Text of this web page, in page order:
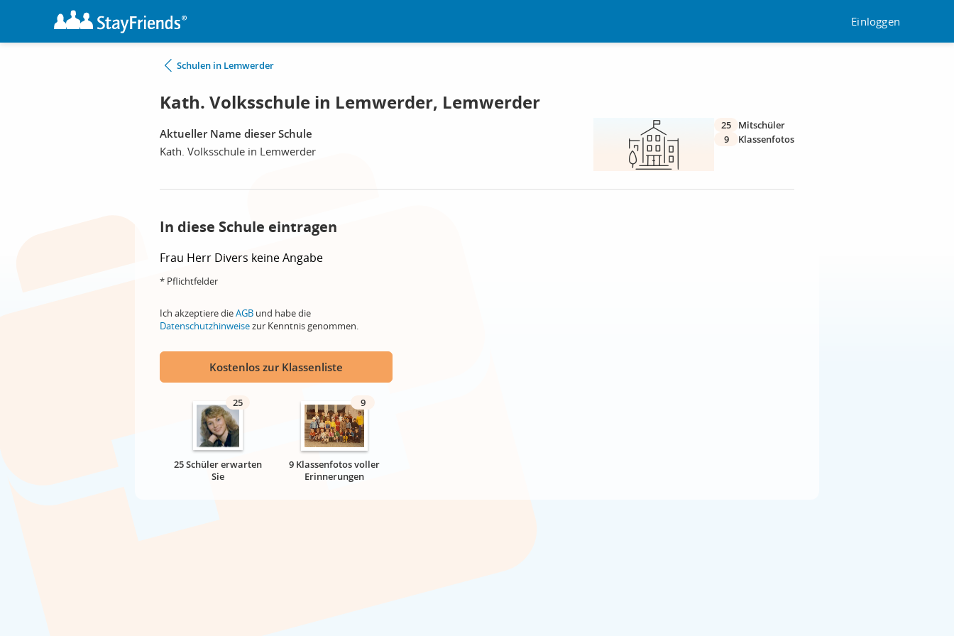
Einloggen
Schulen in Lemwerder
Kath. Volksschule in Lemwerder, Lemwerder
Aktueller Name dieser Schule
Kath. Volksschule in Lemwerder
25
Mitschüler
9
Klassenfotos
In diese Schule eintragen
Frau Herr Divers keine Angabe
* Pflichtfelder
Ich akzeptiere dieAGB und habe die
Datenschutzhinweisezur Kenntnis genommen.
Kostenlos zur Klassenliste
25
25 Schüler erwarten
Sie
9
9 Klassenfotos voller
Erinnerungen